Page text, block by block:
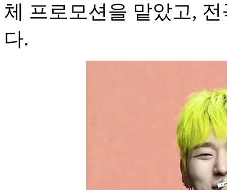
체 프로모션을 맡았고,
다.